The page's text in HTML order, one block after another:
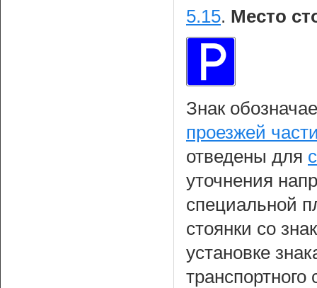
5.15. Место
Знак
проезжей
отведены для
уточнения
специальной
стоянки со
установке
транспортного